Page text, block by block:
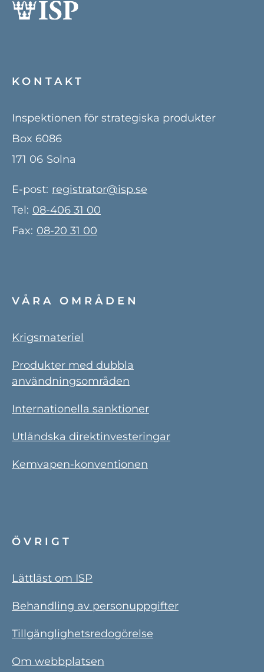
KONTAKT
Inspektionen för strategiska produkter
Box 6086
171 06 Solna
E-post: registrator@isp.se
Tel: 08-406 31 00
Fax: 08-20 31 00
VÅRA OMRÅDEN
Krigsmateriel
Produkter med dubbla
användningsområden
Internationella sanktioner
Utländska direktinvesteringar
Kemvapen-konventionen
ÖVRIGT
Lättläst om ISP
Behandling av personuppgifter
Tillgänglighetsredogörelse
Om webbplatsen